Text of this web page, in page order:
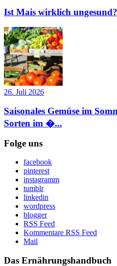
Ist Mais wirklich
26. Juli 2026
Saisonales Gemüse im
Sorten im �...
Folge uns
facebook
pinterest
instagramm
tumblr
linkedin
wordpress
blogger
RSS Feed
Kommentare RSS Feed
Mail
Das Ernährungshandbuch